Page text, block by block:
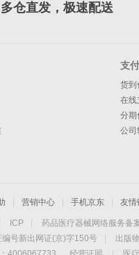
多仓直发，极速配送
支
货到
在线
分期
公司
营销中心 手机京东 友情
ICP 药品医疗器械网络服务备
号新出网证(京)字150号
出版